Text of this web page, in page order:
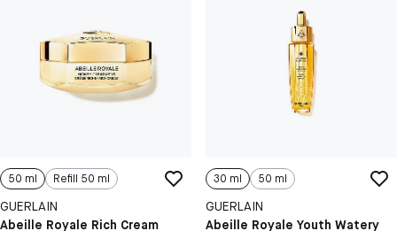
50 ml Refill 50 ml
GUERLAIN
Abeille Royale Rich Cream
30 ml 50 ml
GUERLAIN
Abeille Royale Youth Watery